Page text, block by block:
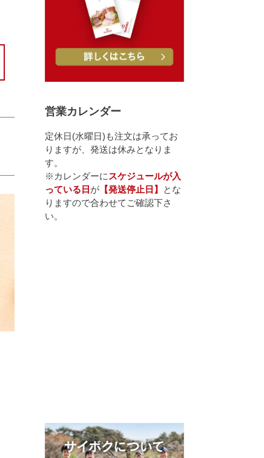
営業カレンダー
定休日(水曜日)も注文は承ってお
りますが、発送は休みとなりま
す。
※カレンダーに スケジュールが入
っている日 が 【発送停止日】
とな
りますので合わせてご確認下さ
い。